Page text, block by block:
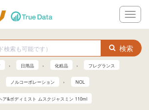
メ
ニ
ー
検索
日用品 化粧品 フレグランス
ノルコーポレーション NOL
ア&ボディミスト ムスクジャスミン 110ml